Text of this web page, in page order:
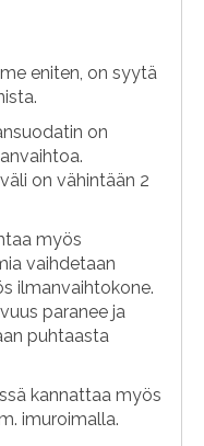
eniten, on syytä
on
on vähintään 2
myös
vaihdetaan
ilmanvaihtokone.
paranee ja
puhtaasta
kannattaa myös
imuroimalla.